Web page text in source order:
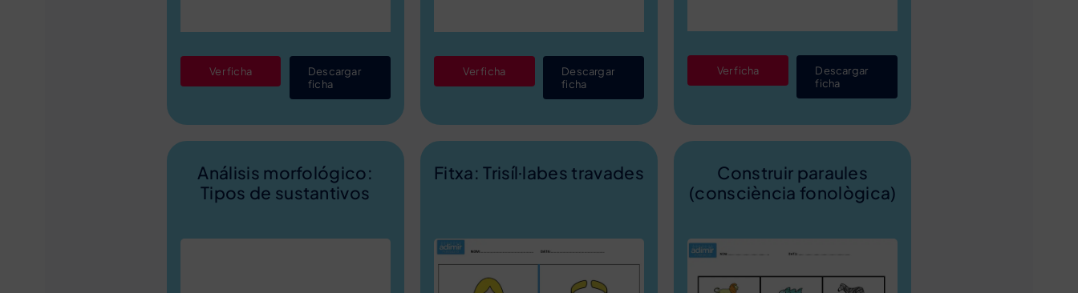
Ver ficha
Descargar
ficha
Ver ficha
Descargar
ficha
Ver ficha
Descargar
ficha
Análisis morfológico:
Tipos de sustantivos
Fitxa: Trisíl·labes travades
Construir paraules
(consciència fonològica)